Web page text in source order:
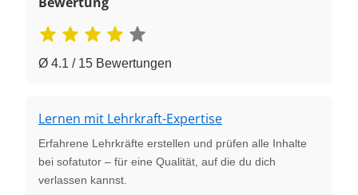
Ø 4.1 / 15 Bewertungen
Lernen mit Lehrkraft-Expertise
Erfahrene Lehrkräfte erstellen und prüfen alle Inhalte
bei sofatutor – für eine Qualität, auf die du dich
verlassen kannst.